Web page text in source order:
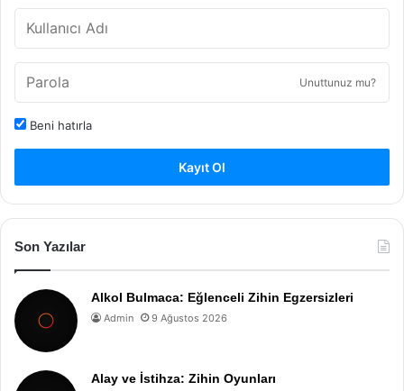
Unuttunuz mu?
Beni hatırla
Kayıt Ol
Son Yazılar
Alkol Bulmaca: Eğlenceli Zihin Egzersizleri
Admin 9 Ağustos 2026
Alay ve İstihza: Zihin Oyunları